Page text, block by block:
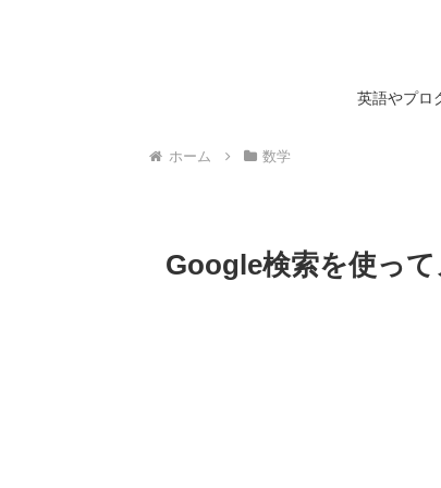
英語やプロ
ホーム 数学
Google検索を使っ